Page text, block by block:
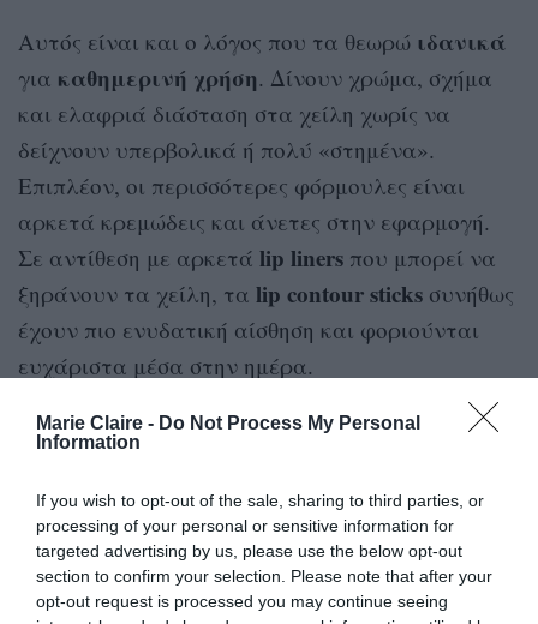
Marie Claire - Do Not Process My Personal
Information
If you wish to opt-out of the sale, sharing to third parties, or
processing of your personal or sensitive information for
targeted advertising by us, please use the below opt-out
section to confirm your selection. Please note that after your
opt-out request is processed you may continue seeing
Αυτός είναι και ο λόγος που τα θεωρώ ιδανικά
για καθημερινή χρήση. Δίνουν χρώμα, σχήμα
και ελαφριά διάσταση στα χείλη χωρίς να
δείχνουν υπερβολικά ή πολύ «στημένα».
Επιπλέον, οι περισσότερες φόρμουλες είναι
αρκετά κρεμώδεις και άνετες στην εφαρμογή.
Σε αντίθεση με αρκετά lip liners που μπορεί να
ξηράνουν τα χείλη, τα lip contour sticks συνήθως
έχουν πιο ενυδατική αίσθηση και φοριούνται
ευχάριστα μέσα στην ημέρα.